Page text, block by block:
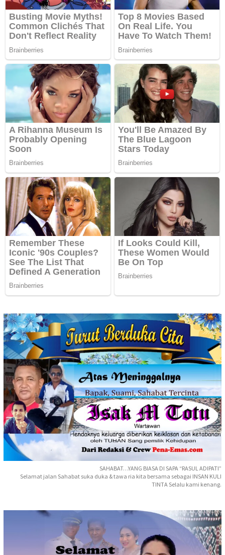
SAHABAT…YANG BIASA DI SAPA “RASUL ADIPATI”
Selamat jalan Sahabat suka duka & tawa ria kita bersama sebagai INSAN KULI
TINTA Selalu kami kenang.